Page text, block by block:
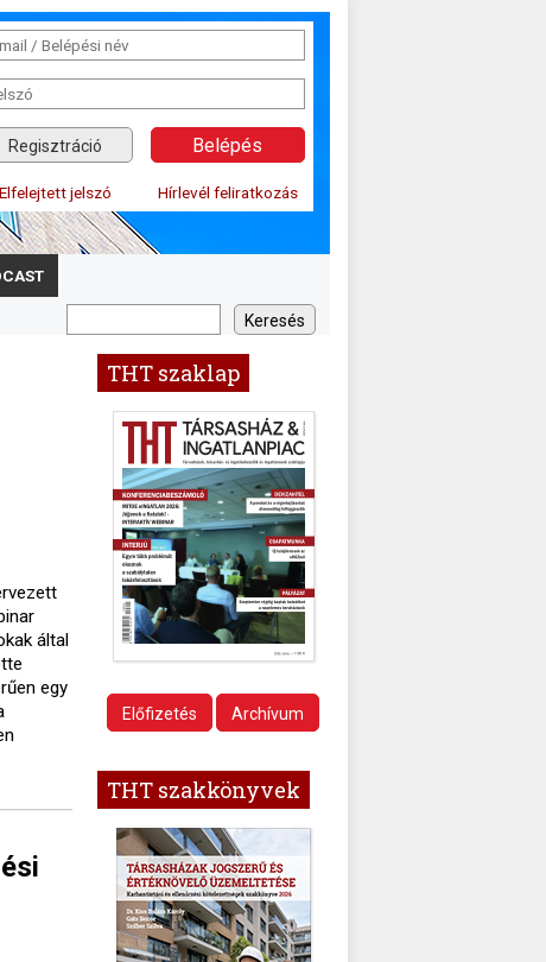
Regisztráció
Elfelejtett jelszó Hírlevél feliratkozás
által
egy
THT szaklap
Előfizetés Archívum
THT szakkönyvek